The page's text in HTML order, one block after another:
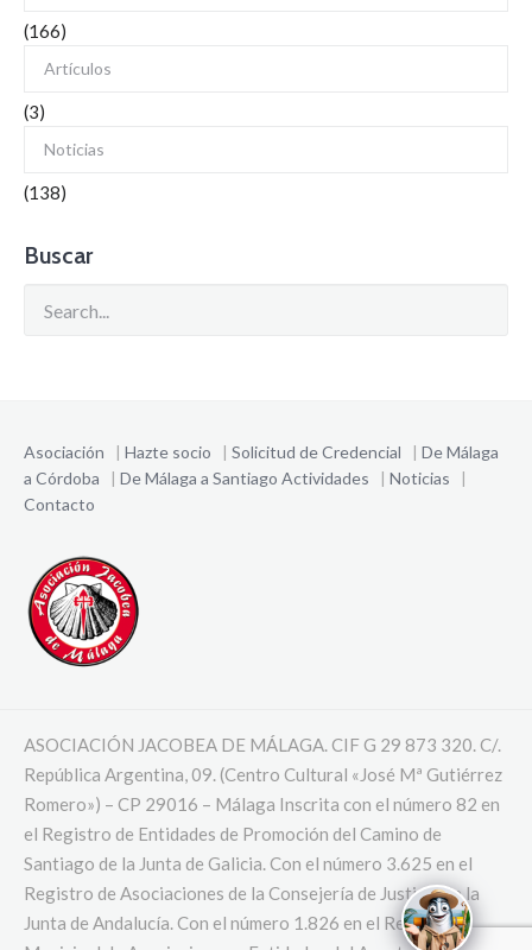
(166)
Artículos
(3)
Noticias
(138)
Buscar
Asociación | Hazte socio | Solicitud de Credencial | De Málaga
a Córdoba | De Málaga a Santiago Actividades | Noticias |
Contacto
ASOCIACIÓN JACOBEA DE MÁLAGA. CIF G 29 873 320. C/.
República Argentina, 09. (Centro Cultural «José Mª Gutiérrez
Romero») – CP 29016 – Málaga Inscrita con el número 82 en
el Registro de Entidades de Promoción del Camino de
Santiago de la Junta de Galicia. Con el número 3.625 en el
Registro de Asociaciones de la Consejería de Justicia de la
Junta de Andalucía. Con el número 1.826 en el Registro